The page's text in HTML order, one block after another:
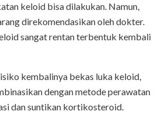
keloid bisa dilakukan. Namun,
direkomendasikan oleh dokter.
sangat rentan terbentuk kembali
kembalinya bekas luka keloid,
dengan metode perawatan
dan suntikan kortikosteroid.